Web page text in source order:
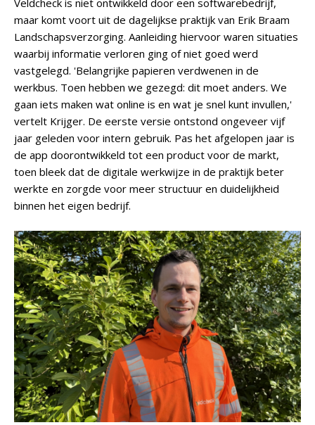
Veldcheck is niet ontwikkeld door een softwarebedrijf,
maar komt voort uit de dagelijkse praktijk van Erik Braam
Landschapsverzorging. Aanleiding hiervoor waren situaties
waarbij informatie verloren ging of niet goed werd
vastgelegd. 'Belangrijke papieren verdwenen in de
werkbus. Toen hebben we gezegd: dit moet anders. We
gaan iets maken wat online is en wat je snel kunt invullen,'
vertelt Krijger. De eerste versie ontstond ongeveer vijf
jaar geleden voor intern gebruik. Pas het afgelopen jaar is
de app doorontwikkeld tot een product voor de markt,
toen bleek dat de digitale werkwijze in de praktijk beter
werkte en zorgde voor meer structuur en duidelijkheid
binnen het eigen bedrijf.